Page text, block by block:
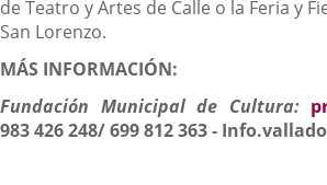
de Teatro y Artes de Calle o la Feria y
San Lorenzo.
MÁS INFORMACIÓN:
Fundación Municipal de Cultura:
983 426 248/ 699 812 363 -